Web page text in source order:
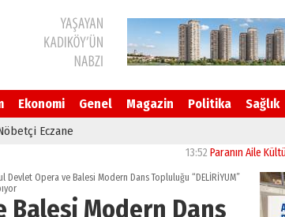
Ekonomi Genel Magazin Politika Sağlık
Eczane
Paranın Aile
Devlet Opera ve Balesi Modern Dans Topluluğu “DELİRİYUM”
Balesi Modern Dans